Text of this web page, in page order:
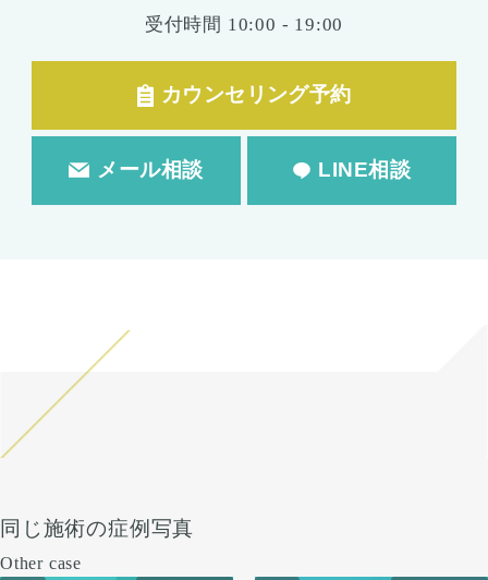
受付時間 10:00 - 19:00
カウンセリング予約
メール相談 LINE相談
同じ施術の症例写真
Other case